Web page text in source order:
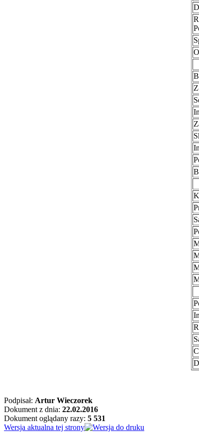
Podpisał: Artur Wieczorek
Dokument z dnia: 22.02.2016
Dokument oglądany razy: 5 531
Wersja aktualna tej strony